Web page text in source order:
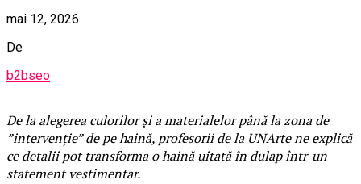
mai 12, 2026
De
b2bseo
De la alegerea culorilor și a materialelor până la zona de
”intervenție” de pe haină, profesorii de la UNArte ne explică
ce detalii pot transforma o haină uitată în dulap într-un
statement vestimentar.